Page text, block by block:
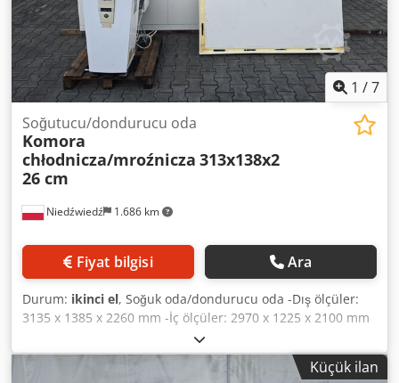
1 /7
Niedźwiedź 1.686 km
Soğutucu/dondurucu oda
Komora
chłodnicza/mroźnicza 313x138x2
26 cm
Fiyat bilgisi Ara
Durum: ikinci el, Soğuk oda/dondurucu oda -Dış ölçüler:
3135 x 1385 x 2260 mm -İç ölçüler: 2970 x 1225 x 2100 mm
-Panellerin kalınlığı: 80 mm -Kapı açıklığı: 750 mm
Cjdpfxsxqc Rko Anuorf -Duvar tipi ünite dahil -Stok
durumu: 1 adet -Kolay montajlı oda
Küçük ilan